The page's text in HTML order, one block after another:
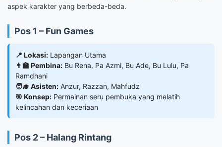
aspek karakter yang berbeda-beda.
Pos 1 – Fun Games
📍 Lokasi: Lapangan Utama
👨‍🏫 Pembina: Bu Rena, Pa Azmi, Bu Ade, Bu Lulu, Pa
Ramdhani
🧑‍🎓 Asisten: Anzur, Razzan, Mahfudz
🎯 Konsep: Permainan seru pembuka yang melatih
kelincahan dan keceriaan
Pos 2 – Halang Rintang